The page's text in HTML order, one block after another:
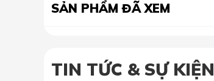
SẢN PHẨM ĐÃ XEM
TIN TỨC & SỰ KIỆN